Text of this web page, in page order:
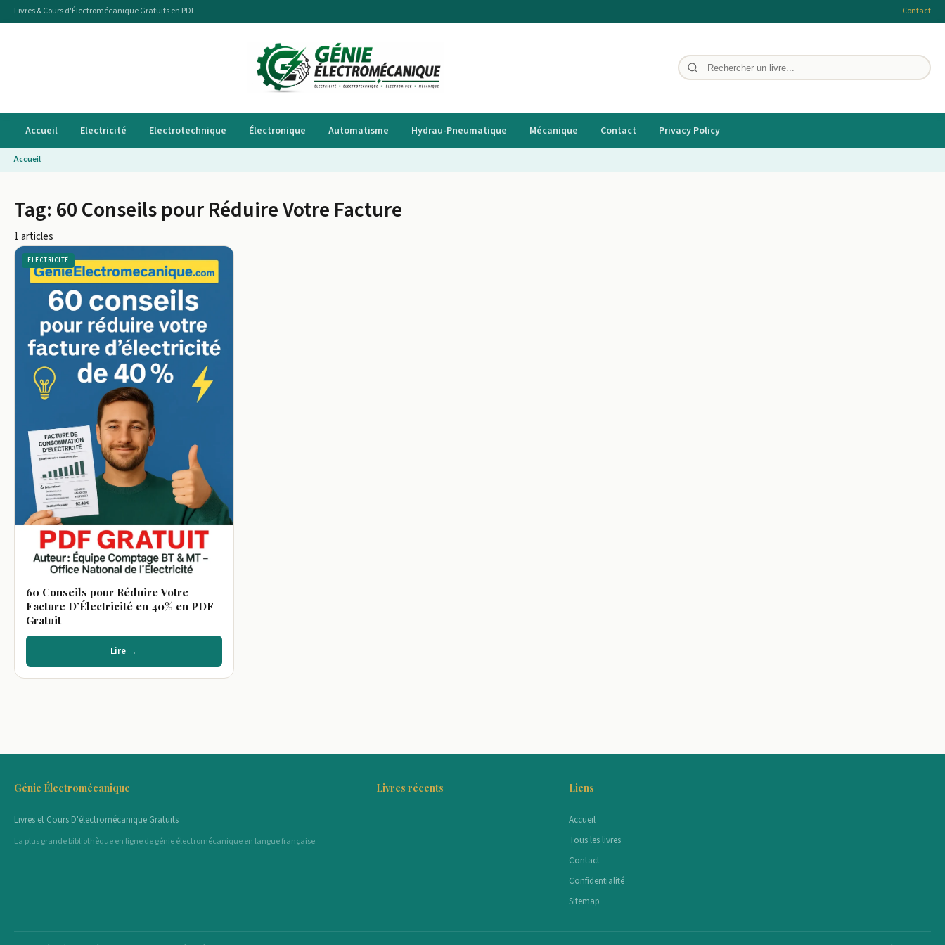
Livres & Cours d'Électromécanique Gratuits en PDF Contact
Accueil Electricité Electrotechnique Électronique Automatisme Hydrau-Pneumatique Mécanique Contact Privacy Policy
Accueil
Tag: 60 Conseils pour Réduire Votre Facture
1 articles
ELECTRICITÉ
60 Conseils pour Réduire Votre
Facture D’Électricité en 40% en PDF
Gratuit
Lire →
Génie Électromécanique
Livres et Cours D'électromécanique Gratuits
La plus grande bibliothèque en ligne de génie électromécanique en langue française.
Livres récents Liens
Accueil
Tous les livres
Contact
Confidentialité
Sitemap